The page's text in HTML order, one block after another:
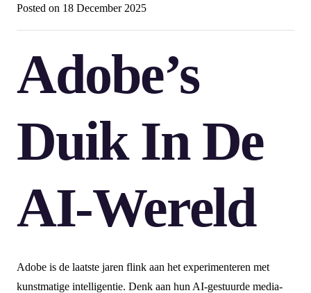
Posted on 18 December 2025
Adobe’s
Duik In De
AI-Wereld
Adobe is de laatste jaren flink aan het experimenteren met
kunstmatige intelligentie. Denk aan hun AI-gestuurde media-